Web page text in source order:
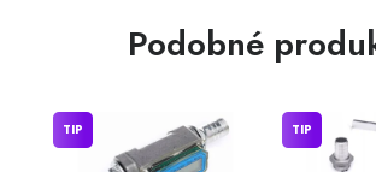
Podobné
TIP TIP